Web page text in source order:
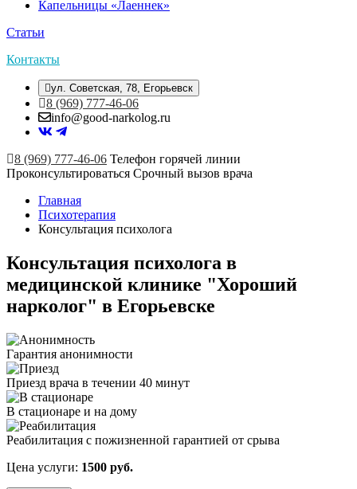
Капельницы «Лаеннек»
Статьи
Контакты
ул. Советская, 78, Егорьевск
8 (969) 777-46-06
info@good-narkolog.ru
8 (969) 777-46-06 Телефон горячей линии
Проконсультироваться Срочный вызов врача
Главная
Психотерапия
Консультация психолога
Консультация психолога в
медицинской клинике "Хороший
нарколог" в Егорьевске
Гарантия анонимности
Приезд врача в течении 40 минут
В стационаре и на дому
Реабилитация с пожизненной гарантией от срыва
Цена услуги: 1500 руб.